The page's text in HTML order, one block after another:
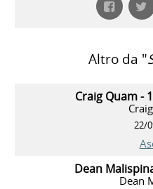
Altro da "
Craig Quam -
22/
Dean
Dean